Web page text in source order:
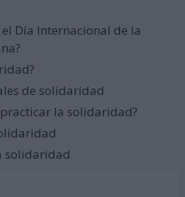
Día Internacional de la
de solidaridad
la solidaridad?
solidaridad